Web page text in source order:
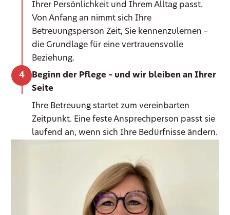
Ihrer Persönlichkeit und Ihrem Alltag passt.
Von Anfang an nimmt sich Ihre
Betreuungsperson Zeit, Sie kennenzulernen –
die Grundlage für eine vertrauensvolle
Beziehung.
Beginn der Pflege – und wir bleiben an Ihrer
Seite
Ihre Betreuung startet zum vereinbarten
Zeitpunkt. Eine feste Ansprechperson passt sie
laufend an, wenn sich Ihre Bedürfnisse ändern.